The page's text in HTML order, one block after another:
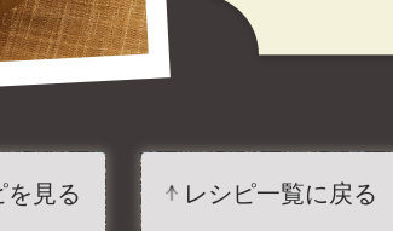
を見る レシピ一覧に戻る